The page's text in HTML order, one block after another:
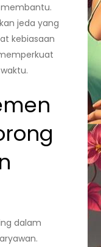
jeda yang
kebiasaan
dalam